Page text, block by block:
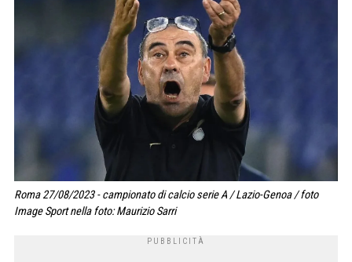
Roma 27/08/2023 - campionato di calcio serie A / Lazio-Genoa / foto
Image Sport nella foto: Maurizio Sarri